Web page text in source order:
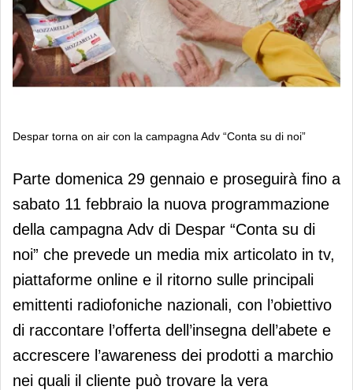
Despar torna on air con la campagna Adv “Conta su di noi”
Despar torna on air con la campagna
Adv “Conta su di noi”
Parte domenica 29 gennaio e proseguirà fino a
sabato 11 febbraio la nuova programmazione
della campagna Adv di Despar “Conta su di
noi” che prevede un media mix articolato in tv,
piattaforme online e il ritorno sulle principali
emittenti radiofoniche nazionali, con l’obiettivo
di raccontare l’offerta dell’insegna dell’abete e
accrescere l’awareness dei prodotti a marchio
nei quali il cliente può trovare la vera